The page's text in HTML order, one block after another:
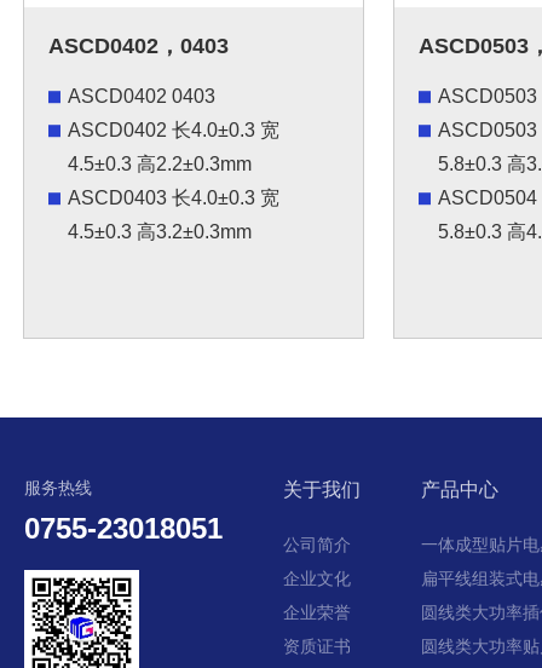
ASCD0402，0403
ASCD0402 0403
ASCD0402 长4.0±0.3 宽
4.5±0.3 高2.2±0.3mm
ASCD0403 长4.0±0.3 宽
4.5±0.3 高3.2±0.3mm
ASCD0503
ASCD0503
ASCD0503
5.8±0.3 高
ASCD0504
5.8±0.3 高
服务热线
0755-23018051
关于我们
公司简介
企业文化
企业荣誉
资质证书
产品中心
一体成型贴片
扁平线组装式
圆线类大功率
圆线类大功率